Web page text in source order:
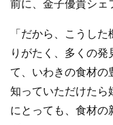
前に、金子優貴シェ
「だから、こうし
りがたく、多くの
て、いわきの食材の
知っていただけたら
にとっても、食材の